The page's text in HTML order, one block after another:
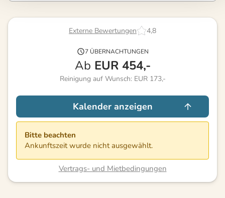
Externe Bewertungen 4,8
7 ÜBERNACHTUNGEN
Ab EUR 454,-
Reinigung auf Wunsch: EUR 173,-
Kalender anzeigen
Bitte beachten
Ankunftszeit wurde nicht ausgewählt.
Vertrags- und Mietbedingungen